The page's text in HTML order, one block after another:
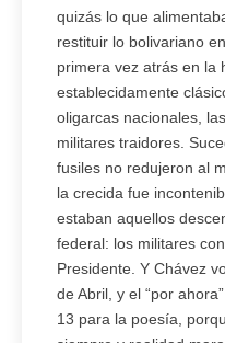
quizás lo que
restituir lo bolivariano
primera vez atrás en la
establecidamente
oligarcas nacionales,
militares traidores.
fusiles no redujeron al
la crecida fue
estaban aquellos
federal: los militares
Presidente. Y Chávez
de Abril, y el “por
13 para la poesía,